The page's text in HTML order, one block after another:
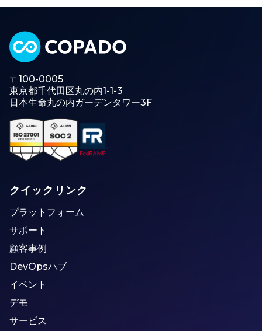
〒100-0005
東京都千代田区丸の内1-1-3
日本生命丸の内ガーデンタワー3F
クイックリンク
プラットフォーム
サポート
顧客事例
DevOpsハブ
イベント
デモ
サービス